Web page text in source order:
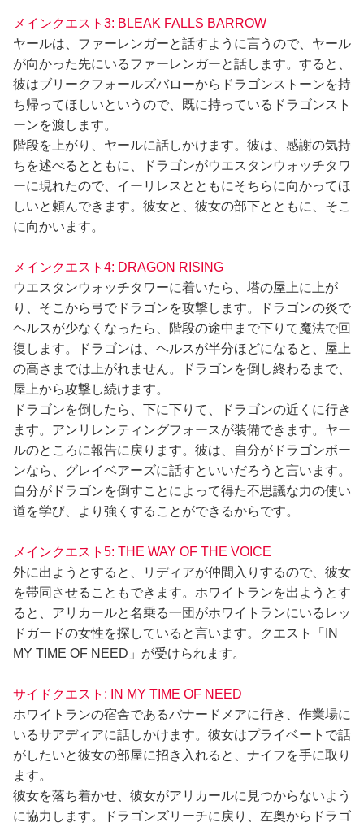
メインクエスト3: BLEAK FALLS BARROW
ヤールは、ファーレンガーと話すように言うので、ヤール
が向かった先にいるファーレンガーと話します。すると、
彼はブリークフォールズバローからドラゴンストーンを持
ち帰ってほしいというので、既に持っているドラゴンスト
ーンを渡します。
階段を上がり、ヤールに話しかけます。彼は、感謝の気持
ちを述べるとともに、ドラゴンがウエスタンウォッチタワ
ーに現れたので、イーリレスとともにそちらに向かってほ
しいと頼んできます。彼女と、彼女の部下とともに、そこ
に向かいます。
メインクエスト4: DRAGON RISING
ウエスタンウォッチタワーに着いたら、塔の屋上に上が
り、そこから弓でドラゴンを攻撃します。ドラゴンの炎で
ヘルスが少なくなったら、階段の途中まで下りて魔法で回
復します。ドラゴンは、ヘルスが半分ほどになると、屋上
の高さまでは上がれません。ドラゴンを倒し終わるまで、
屋上から攻撃し続けます。
ドラゴンを倒したら、下に下りて、ドラゴンの近くに行き
ます。アンリレンティングフォースが装備できます。ヤー
ルのところに報告に戻ります。彼は、自分がドラゴンボー
ンなら、グレイベアーズに話すといいだろうと言います。
自分がドラゴンを倒すことによって得た不思議な力の使い
道を学び、より強くすることができるからです。
メインクエスト5: THE WAY OF THE VOICE
外に出ようとすると、リディアが仲間入りするので、彼女
を帯同させることもできます。ホワイトランを出ようとす
ると、アリカールと名乗る一団がホワイトランにいるレッ
ドガードの女性を探していると言います。クエスト「IN
MY TIME OF NEED」が受けられます。
サイドクエスト: IN MY TIME OF NEED
ホワイトランの宿舎であるバナードメアに行き、作業場に
いるサアディアに話しかけます。彼女はプライベートで話
がしたいと彼女の部屋に招き入れると、ナイフを手に取り
ます。
彼女を落ち着かせ、彼女がアリカールに見つからないよう
に協力します。ドラゴンズリーチに戻り、左奥からドラゴ